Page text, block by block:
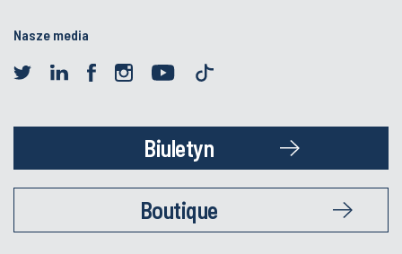
Nasze media
Biuletyn
Boutique